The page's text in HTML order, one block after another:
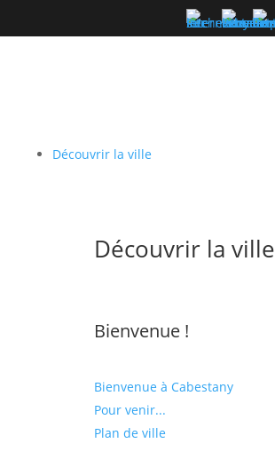
Découvrir la ville
Découvrir la ville
Bienvenue !
Bienvenue à Cabestany
Pour venir...
Plan de ville